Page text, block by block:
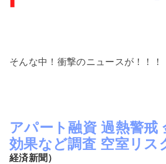
そんな中！衝撃のニュースが！！！
アパート融資 過熱警戒
効果など調査 空室リス
経済新聞）